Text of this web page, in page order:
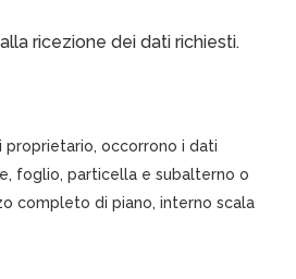
ricezione dei dati richiesti.
proprietario, occorrono i dati
foglio, particella e subalterno o
completo di piano, interno scala